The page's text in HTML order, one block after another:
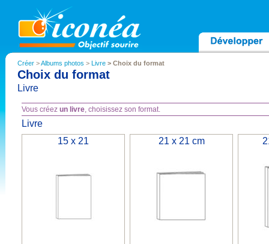
Créer >Albums photos > Livre > Choix du format
Choix du format
Livre
Vous créez un livre, choisissez son format.
Livre
15 x 21
21 x 21 cm